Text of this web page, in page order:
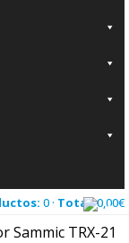
0 · Total:0,00€
TRX-21